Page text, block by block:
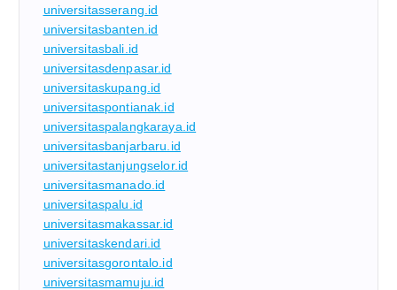
universitasserang.id
universitasbanten.id
universitasbali.id
universitasdenpasar.id
universitaskupang.id
universitaspontianak.id
universitaspalangkaraya.id
universitasbanjarbaru.id
universitastanjungselor.id
universitasmanado.id
universitaspalu.id
universitasmakassar.id
universitaskendari.id
universitasgorontalo.id
universitasmamuju.id